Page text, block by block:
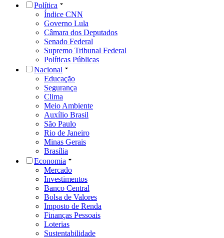
Política
Índice CNN
Governo Lula
Câmara dos Deputados
Senado Federal
Supremo Tribunal Federal
Políticas Públicas
Nacional
Educação
Segurança
Clima
Meio Ambiente
Auxílio Brasil
São Paulo
Rio de Janeiro
Minas Gerais
Brasília
Economia
Mercado
Investimentos
Banco Central
Bolsa de Valores
Imposto de Renda
Finanças Pessoais
Loterias
Sustentabilidade